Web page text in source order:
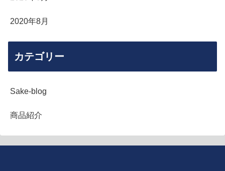
2020年8月
カテゴリー
Sake-blog
商品紹介